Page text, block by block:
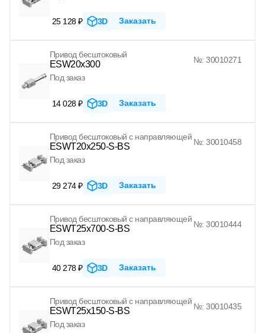
25 128 ₽ 3D Заказать
Привод бесштоковый
ESW20x300
№: 30010271
Под заказ
14 028 ₽ 3D Заказать
Привод бесштоковый с направляющей
ESWT20x250-S-BS
№: 30010458
Под заказ
29 274 ₽ 3D Заказать
Привод бесштоковый с направляющей
ESWT25x700-S-BS
№: 30010444
Под заказ
40 278 ₽ 3D Заказать
Привод бесштоковый с направляющей
ESWT25x150-S-BS
№: 30010435
Под заказ